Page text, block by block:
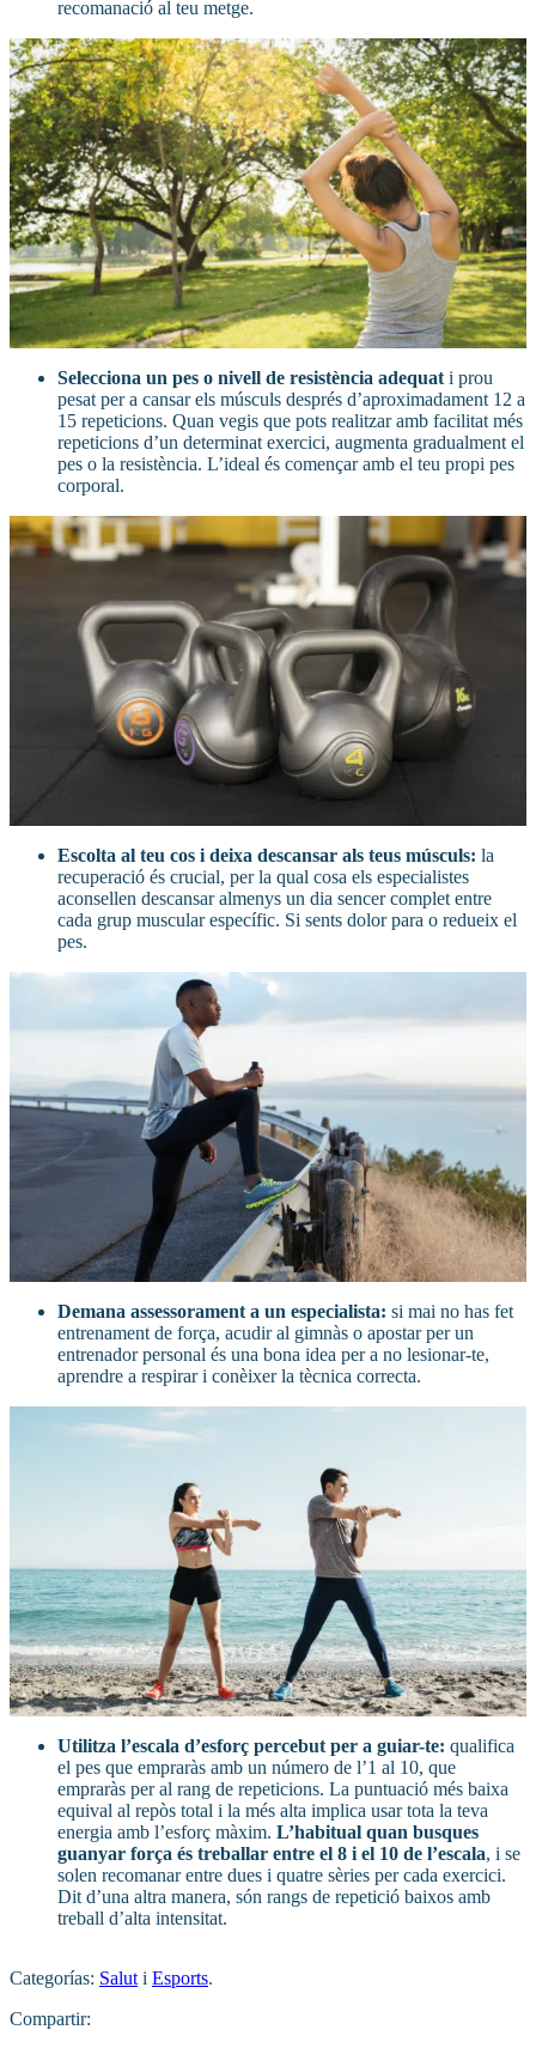
recomanació al teu metge.
Selecciona un pes o nivell de resistència adequat i prou
pesat per a cansar els músculs després d’aproximadament 12 a
15 repeticions. Quan vegis que pots realitzar amb facilitat més
repeticions d’un determinat exercici, augmenta gradualment el
pes o la resistència. L’ideal és començar amb el teu propi pes
corporal.
Escolta al teu cos i deixa descansar als teus músculs: la
recuperació és crucial, per la qual cosa els especialistes
aconsellen descansar almenys un dia sencer complet entre
cada grup muscular específic. Si sents dolor para o redueix el
pes.
Demana assessorament a un especialista: si mai no has fet
entrenament de força, acudir al gimnàs o apostar per un
entrenador personal és una bona idea per a no lesionar-te,
aprendre a respirar i conèixer la tècnica correcta.
Utilitza l’escala d’esforç percebut per a guiar-te: qualifica
el pes que empraràs amb un número de l’1 al 10, que
empraràs per al rang de repeticions. La puntuació més baixa
equival al repòs total i la més alta implica usar tota la teva
energia amb l’esforç màxim. L’habitual quan busques
guanyar força és treballar entre el 8 i el 10 de l’escala, i se
solen recomanar entre dues i quatre sèries per cada exercici.
Dit d’una altra manera, són rangs de repetició baixos amb
treball d’alta intensitat.
Categorías: Salut i Esports.
Compartir: